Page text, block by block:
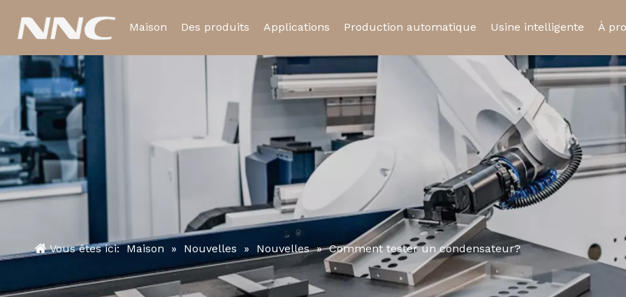
Maison Des produits
Relais électromagnétique Relais statique Relais
Relais temporisé Prise de relais Micro-
Applications Production automatique Usine intelligente À
Vous êtes ici: Maison » Nouvelles » Nouvelles » Comment tester un condensateur?